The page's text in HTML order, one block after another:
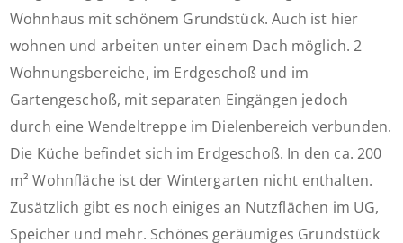
Wohnhaus mit schönem Grundstück. Auch ist hier
wohnen und arbeiten unter einem Dach möglich. 2
Wohnungsbereiche, im Erdgeschoß und im
Gartengeschoß, mit separaten Eingängen jedoch
durch eine Wendeltreppe im Dielenbereich verbunden.
Die Küche befindet sich im Erdgeschoß. In den ca. 200
m² Wohnfläche ist der Wintergarten nicht enthalten.
Zusätzlich gibt es noch einiges an Nutzflächen im UG,
Speicher und mehr. Schönes geräumiges Grundstück